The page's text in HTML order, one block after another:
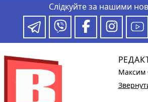
Слідкуйте за нашими
Максим